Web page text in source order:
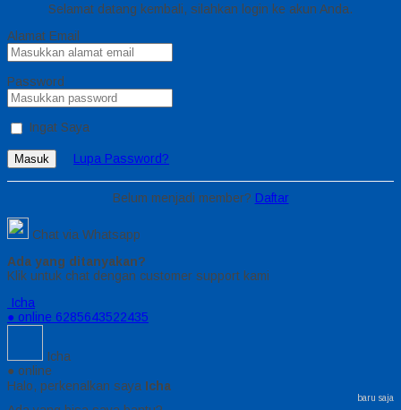
Selamat datang kembali, silahkan login ke akun Anda.
Alamat Email
Password
Ingat Saya
Masuk Lupa Password?
Belum menjadi member? Daftar
Chat via Whatsapp
Ada yang ditanyakan?
Klik untuk chat dengan customer support kami
Icha
● online 6285643522435
Icha
● online
Halo, perkenalkan saya Icha
baru saja